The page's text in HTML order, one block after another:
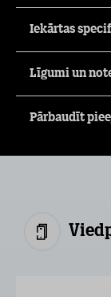
Iekārtas
Līgumi un
Pārbaudīt